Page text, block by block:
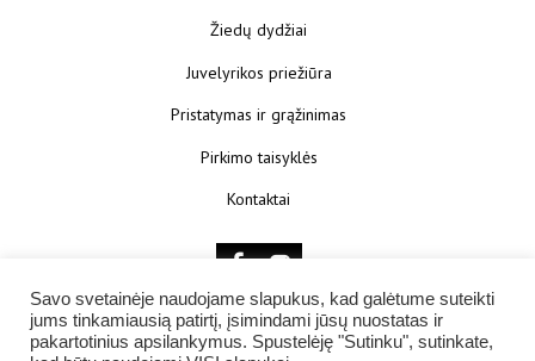
© 2025 KŪNOKŪNUI
Žiedų dydžiai
Juvelyrikos priežiūra
Pristatymas ir grąžinimas
Pirkimo taisyklės
Kontaktai
Savo svetainėje naudojame slapukus, kad galėtume suteikti
jums tinkamiausią patirtį, įsimindami jūsų nuostatas ir
pakartotinius apsilankymus. Spustelėję "Sutinku", sutinkate,